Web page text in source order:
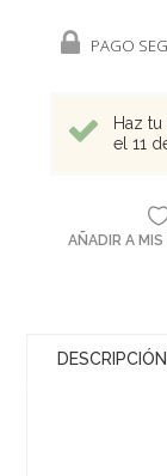
PAGO
Haz
el 11
AÑADIR A
DESCRIPCIÓN